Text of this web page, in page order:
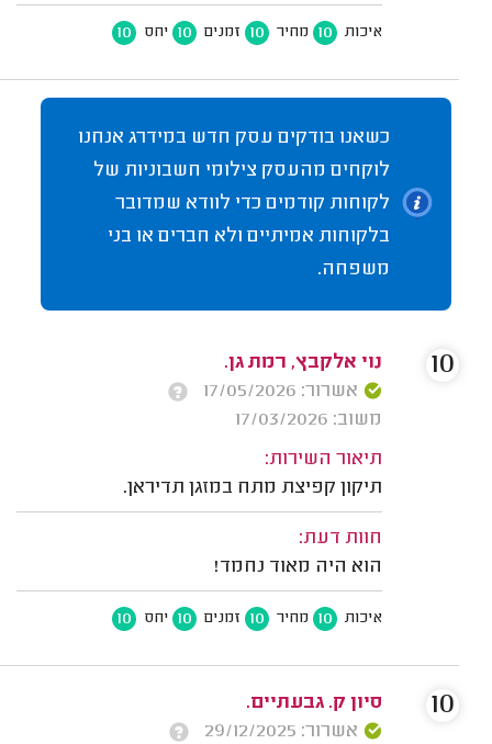
איכות 10 מחיר 10 זמנים 10 יחס 10
כשאנו בודקים עסק חדש במידרג אנחנו
לוקחים מהעסק צילומי חשבוניות של
לקוחות קודמים כדי לוודא שמדובר
בלקוחות אמיתיים ולא חברים או בני
משפחה.
נוי אלקבץ, רמת גן.
אשרור: 17/05/2026
משוב: 17/03/2026
תיאור השירות:
תיקון קפיצת מתח במזגן תדיראן.
חוות דעת:
הוא היה מאוד נחמד!
איכות 10 מחיר 10 זמנים 10 יחס 10
10
סיון ק. גבעתיים.
אשרור: 29/12/2025
10